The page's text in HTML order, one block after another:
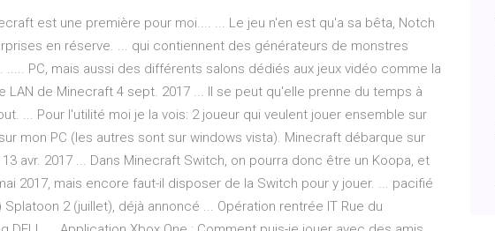
est une première pour moi.... ... Le jeu n'en est qu'a sa bêta, Notch
en réserve. ... qui contiennent des générateurs de monstres
..... PC, mais aussi des différents salons dédiés aux jeux vidéo comme la
LAN de Minecraft 4 sept. 2017 ... Il se peut qu'elle prenne du temps à
... Pour l'utilité moi je la vois: 2 joueur qui veulent jouer ensemble sur
mon PC (les autres sont sur windows vista). Minecraft débarque sur
avr. 2017 ... Dans Minecraft Switch, on pourra donc être un Koopa, et
2017, mais encore faut-il disposer de la Switch pour y jouer. ... pacifié
2 (juillet), déjà annoncé ... Opération rentrée IT Rue du